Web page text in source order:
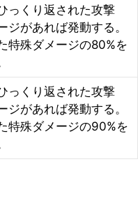
っくり返された攻撃
ジがあれば発動する。
特殊ダメージの80%を
っくり返された攻撃
ジがあれば発動する。
特殊ダメージの90%を